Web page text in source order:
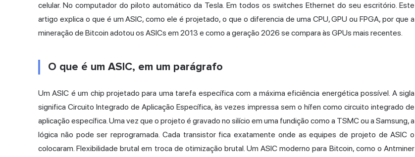
celular. No computador do piloto automático da Tesla. Em todos os switches Ethernet do seu escritório. Este
artigo explica o que é um ASIC, como ele é projetado, o que o diferencia de uma CPU, GPU ou FPGA, por que a
mineração de Bitcoin adotou os ASICs em 2013 e como a geração 2026 se compara às GPUs mais recentes.
O que é um ASIC, em um parágrafo
Um ASIC é um chip projetado para uma tarefa específica com a máxima eficiência energética possível. A sigla
significa Circuito Integrado de Aplicação Específica, às vezes impressa sem o hífen como circuito integrado de
aplicação específica. Uma vez que o projeto é gravado no silício em uma fundição como a TSMC ou a Samsung, a
lógica não pode ser reprogramada. Cada transistor fica exatamente onde as equipes de projeto de ASIC o
colocaram. Flexibilidade brutal em troca de otimização brutal. Um ASIC moderno para Bitcoin, como o Antminer